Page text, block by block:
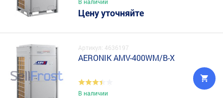
Цену уточняйте
Артикул: 4636197
AERONIK AMV-400WM/B-X
В наличии